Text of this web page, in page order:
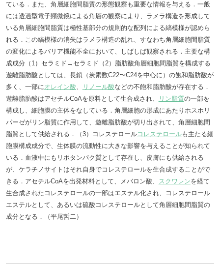
ている．また、角層細胞間脂質の形態観察も重要な情報を与える．一般
には透過型電子顕微鏡による角層の観察により、ラメラ構造を形成して
いる角層細胞間脂質は極性基部分の規則的な配列による縞模様が認めら
れる．この縞模様の消失はラメラ構造の乱れ、すなわち角層細胞間脂質
の変化によるバリア機能不全において、しばしば観察される．主要な構
成成分（1）セラミド→セラミド（2）脂肪酸角層細胞間脂質を構成する
遊離脂肪酸としては、長鎖（炭素数C22〜C24を中心に）の飽和脂肪酸が
多く、一部にオレイン酸、 リノール酸などの不飽和脂肪酸が存在する．
遊離脂肪酸はアセチルCoAを原料として生合成され、
リン脂質の一部を
構成し、細胞膜の主体をなしている．角層細胞の形成にあたりホスホリ
パーゼがリン脂質に作用して、遊離脂肪酸が切り出されて、角層細胞間
脂質として供給される．（3）コレステロールコレステロールも主たる細
胞膜構成成分で、生体膜の流動性に大きな影響を与えることが知られて
いる．血液中にもリポタンパク質として存在し、皮膚にも供給される
が、ケラチノサイトはそれ自身でコレステロールを生合成することがで
きる．アセチルCoAを出発材料として、メバロン酸、 スクワレンを経て
生合成されたコレステロールの一部はエステル化され、コレステロール
エステルとして、あるいは硫酸コレステロールとして角層細胞間脂質の
成分となる．（平尾哲二）